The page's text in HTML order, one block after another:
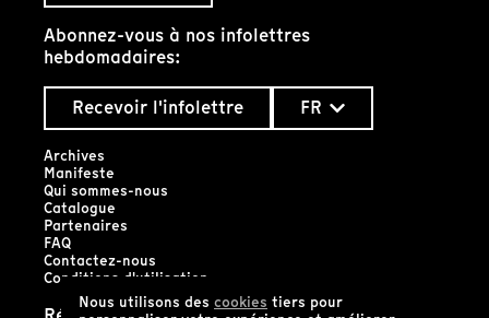
Nous utilisons des cookies tiers pour
Abonnez-vous à nos infolettres
hebdomadaires:
Recevoir l'infolettre
FR
Archives
Manifeste
Qui sommes-nous
Catalogue
Partenaires
FAQ
Contactez-nous
Conditions d'utilisation